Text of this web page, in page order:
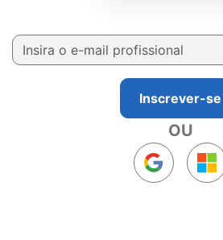
Inscrever-se
OU